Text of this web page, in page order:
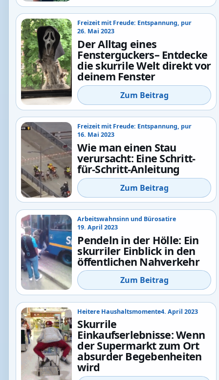
Freizeit mit Freude: Entspannung, pur
26. Mai 2023
Der Alltag eines
Fensterguckers– Entdecke
die skurrile Welt direkt vor
deinem Fenster
Zum Beitrag
Freizeit mit Freude: Entspannung, pur
16. Mai 2023
Wie man einen Stau
verursacht: Eine Schritt-
für-Schritt-Anleitung
Zum Beitrag
Arbeitswahnsinn und Bürosatire
19. April 2023
Pendeln in der Hölle: Ein
skurriler Einblick in den
öffentlichen Nahverkehr
Zum Beitrag
Heitere Haushaltsmomente4. April 2023
Skurrile
Einkaufserlebnisse: Wenn
der Supermarkt zum Ort
absurder Begebenheiten
wird